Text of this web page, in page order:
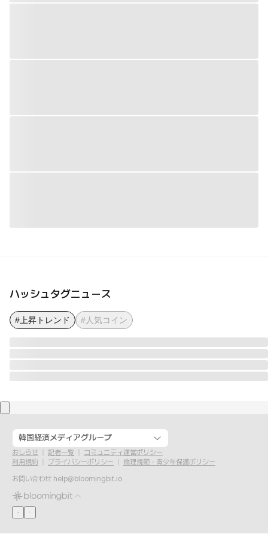
ハッシュタグニュース
#上昇トレンド #人気コイン
韓国経済メディアグループ
おしらせ 記者一覧
コミュニティ運営ポリシー
利用規約
プライバシーポリシー
倫理規範・青少年保護ポリシー
お問い合わせ help@bloomingbit.io